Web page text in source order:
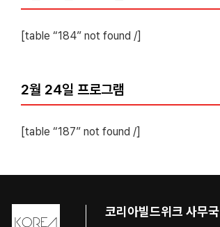
[table “184” not found /]
2월 24일 프로그램
[table “187” not found /]
코리아빌드위크 사무국